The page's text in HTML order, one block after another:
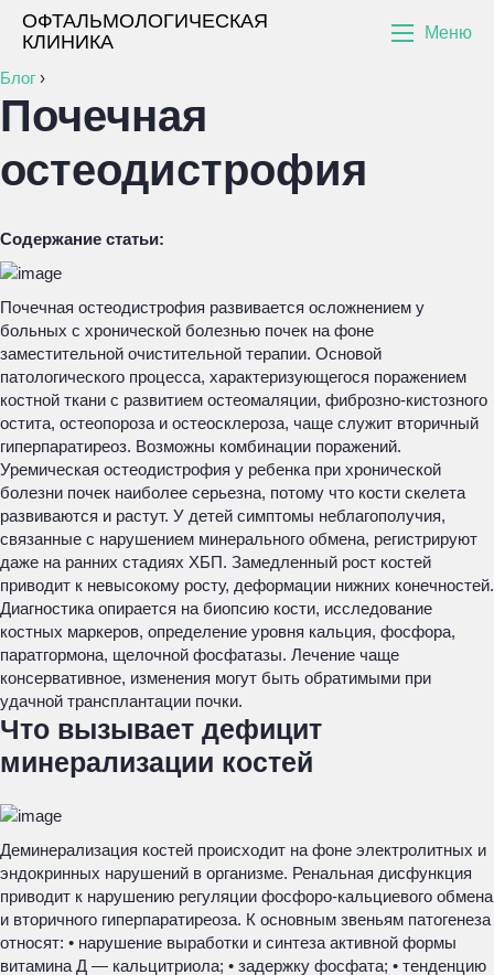
ОФТАЛЬМОЛОГИЧЕСКАЯ
КЛИНИКА
Меню
Блог ›
Почечная
остеодистрофия
Содержание статьи:
Почечная остеодистрофия развивается осложнением у
больных с хронической болезнью почек на фоне
заместительной очистительной терапии. Основой
патологического процесса, характеризующегося поражением
костной ткани с развитием остеомаляции, фиброзно-кистозного
остита, остеопороза и остеосклероза, чаще служит вторичный
гиперпаратиреоз. Возможны комбинации поражений.
Уремическая остеодистрофия у ребенка при хронической
болезни почек наиболее серьезна, потому что кости скелета
развиваются и растут. У детей симптомы неблагополучия,
связанные с нарушением минерального обмена, регистрируют
даже на ранних стадиях ХБП. Замедленный рост костей
приводит к невысокому росту, деформации нижних конечностей.
Диагностика опирается на биопсию кости, исследование
костных маркеров, определение уровня кальция, фосфора,
паратгормона, щелочной фосфатазы. Лечение чаще
консервативное, изменения могут быть обратимыми при
удачной трансплантации почки.
Что вызывает дефицит
минерализации костей
Деминерализация костей происходит на фоне электролитных и
эндокринных нарушений в организме. Ренальная дисфункция
приводит к нарушению регуляции фосфоро-кальциевого обмена
и вторичного гиперпаратиреоза. К основным звеньям патогенеза
относят: • нарушение выработки и синтеза активной формы
витамина Д — кальцитриола; • задержку фосфата; • тенденцию